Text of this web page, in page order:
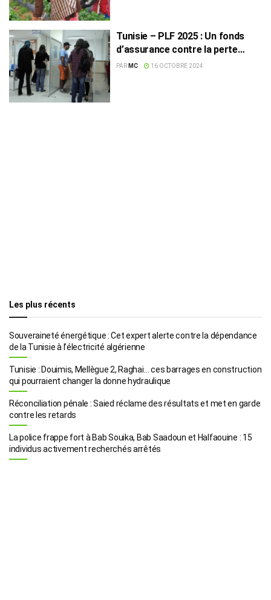
Tunisie – PLF 2025 : Un fonds
d’assurance contre la perte
d’emploi
PAR MC 16 OCTOBRE 2024
Les plus récents
Souveraineté énergétique : Cet expert alerte contre la dépendance
de la Tunisie à l’électricité algérienne
Tunisie : Douimis, Mellègue 2, Raghai… ces barrages en construction
qui pourraient changer la donne hydraulique
Réconciliation pénale : Saied réclame des résultats et met en garde
contre les retards
La police frappe fort à Bab Souika, Bab Saadoun et Halfaouine : 15
individus activement recherchés arrêtés